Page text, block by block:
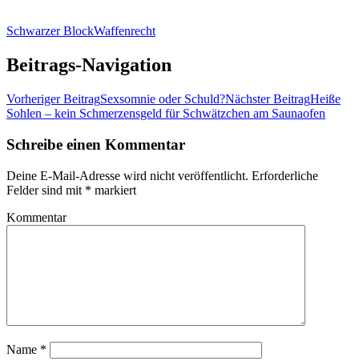
Schwarzer BlockWaffenrecht
Beitrags-Navigation
Vorheriger BeitragSexsomnie oder Schuld?Nächster BeitragHeiße
Sohlen – kein Schmerzensgeld für Schwätzchen am Saunaofen
Schreibe einen Kommentar
Deine E-Mail-Adresse wird nicht veröffentlicht. Erforderliche
Felder sind mit * markiert
Kommentar
Name *